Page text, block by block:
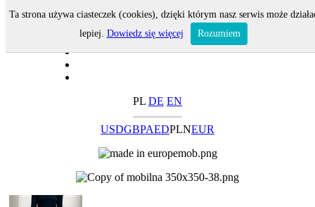
PL DE EN
USDGBPAEDPLNEUR
Ta strona używa ciasteczek (cookies), dzięki którym nasz serwis może
lepiej. Dowiedz się więcej Rozumiem